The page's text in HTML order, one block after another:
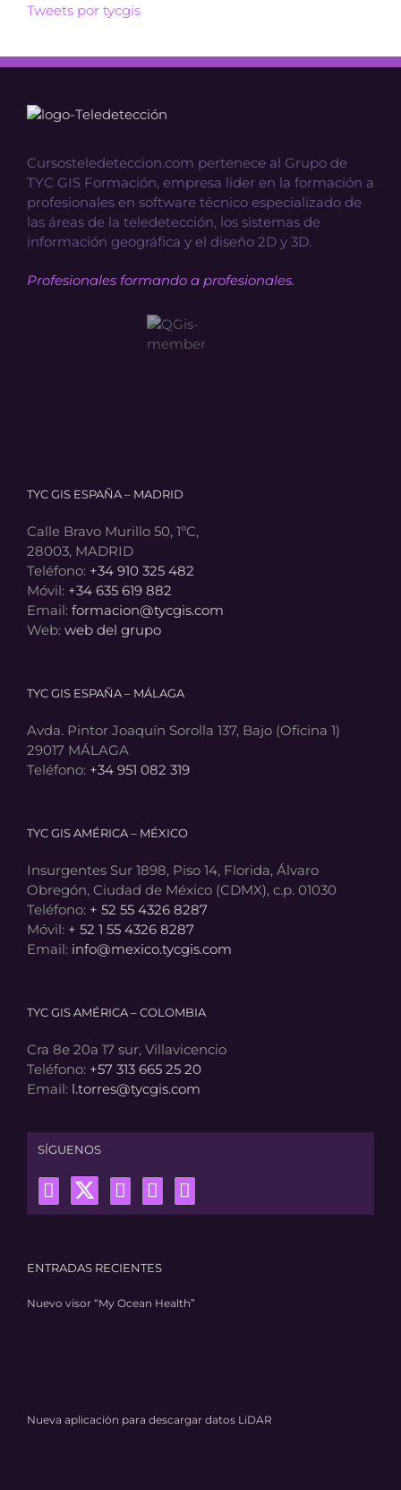
Tweets por tycgis
Cursosteledeteccion.com pertenece al Grupo de
TYC GIS Formación, empresa lider en la formación a
profesionales en software técnico especializado de
las áreas de la teledetección, los sistemas de
información geográfica y el diseño 2D y 3D.
Profesionales formando a profesionales.
TYC GIS ESPAÑA – MADRID
Calle Bravo Murillo 50, 1ºC,
28003, MADRID
Teléfono: +34 910 325 482
Móvil: +34 635 619 882
Email: formacion@tycgis.com
Web: web del grupo
TYC GIS ESPAÑA – MÁLAGA
Avda. Pintor Joaquín Sorolla 137, Bajo (Oficina 1)
29017 MÁLAGA
Teléfono: +34 951 082 319
TYC GIS AMÉRICA – MÉXICO
Insurgentes Sur 1898, Piso 14, Florida, Álvaro
Obregón, Ciudad de México (CDMX), c.p. 01030
Teléfono: + 52 55 4326 8287
Móvil: + 52 1 55 4326 8287
Email: info@mexico.tycgis.com
TYC GIS AMÉRICA – COLOMBIA
Cra 8e 20a 17 sur, Villavicencio
Teléfono: +57 313 665 25 20
Email: l.torres@tycgis.com
SÍGUENOS
ENTRADAS RECIENTES
Nuevo visor “My Ocean Health”
Nueva aplicación para descargar datos LiDAR